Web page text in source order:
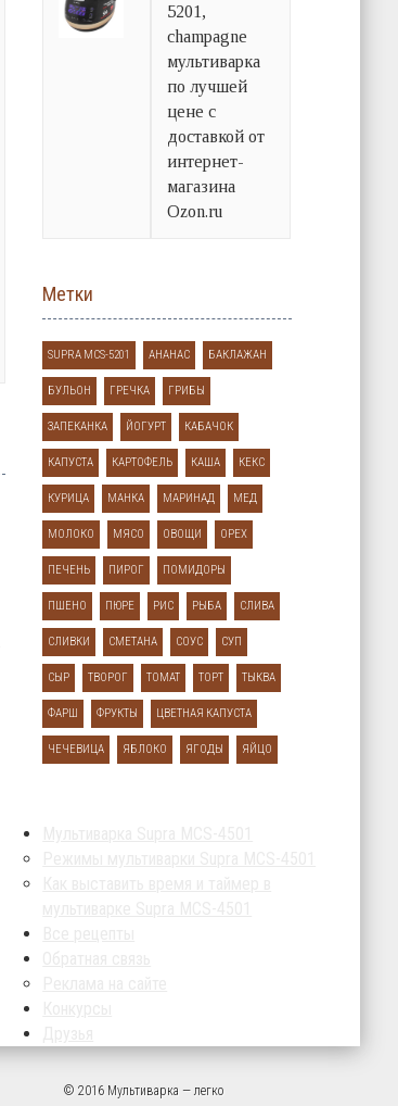
5201,
champagne
мультиварка
по лучшей
цене с
доставкой от
интернет-
магазина
Ozon.ru
Метки
SUPRA MCS-5201 АНАНАС БАКЛАЖАН
БУЛЬОН ГРЕЧКА ГРИБЫ
ЗАПЕКАНКА ЙОГУРТ КАБАЧОК
КАПУСТА КАРТОФЕЛЬ КАША КЕКС
КУРИЦА МАНКА МАРИНАД МЕД
МОЛОКО МЯСО ОВОЩИ ОРЕХ
ПЕЧЕНЬ ПИРОГ ПОМИДОРЫ
ПШЕНО ПЮРЕ РИС РЫБА СЛИВА
СЛИВКИ СМЕТАНА СОУС СУП
СЫР ТВОРОГ ТОМАТ ТОРТ ТЫКВА
ФАРШ ФРУКТЫ ЦВЕТНАЯ КАПУСТА
ЧЕЧЕВИЦА ЯБЛОКО ЯГОДЫ ЯЙЦО
© 2016 Мультиварка — легко